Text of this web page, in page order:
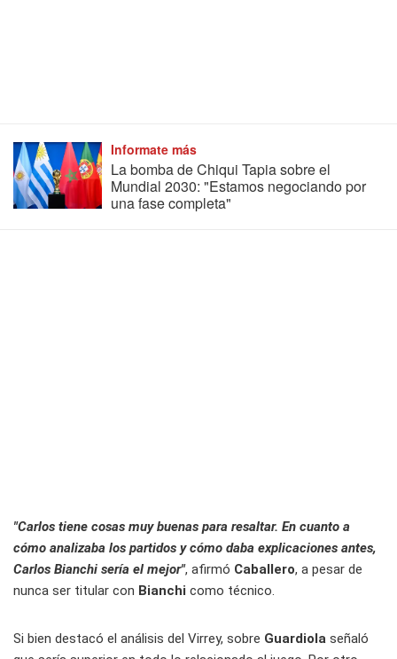
Informate más
La bomba de Chiqui Tapia sobre el
Mundial 2030: "Estamos negociando por
una fase completa"
"Carlos tiene cosas muy buenas para resaltar. En cuanto a
cómo analizaba los partidos y cómo daba explicaciones antes,
Carlos Bianchi sería el mejor", afirmó Caballero, a pesar de
nunca ser titular con Bianchi como técnico.
Si bien destacó el análisis del Virrey, sobre Guardiola señaló